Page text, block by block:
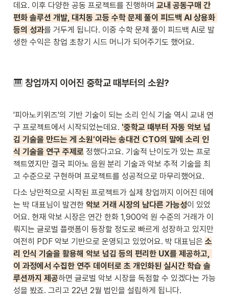
데요. 이후 다양한 공동 프로젝트를 진행하며 교내 공동구매 간
편화 솔루션 개발, 대치동 고등 수학 문제 풀이 피드백 AI 상용화
등의 성과를 거두게 됩니다. 이중 수학 문제 풀이 피드백 AI로 발
생한 수익은 창업 초창기 시드 머니가 되어주기도 했어요.
창업까지 이어진 중학교 때부터의 소원?
'피아노키위즈'의 기반 기술이 되는 소리 인식 기술 역시 교내 연
구 프로젝트에서 시작되었는데요. '중학교 때부터 자동 악보 넘
김 기술을 만드는 게 소원'이라는 송대건 CTO의 말에 소리 인
식 기술을 연구 주제로 정했다고요. 기술적 난이도가 있는 프로
젝트였지만 결국 피아노 음원 분리 기술과 악보 추적 기술을 최
고 수준으로 구현하며 프로젝트를 성공적으로 마무리했어요.
다소 낭만적으로 시작된 프로젝트가 실제 창업까지 이어진 데에
는 박 대표님이 발견한 악보 거래 시장의 남다른 가능성이 있었
어요. 현재 악보 시장은 연간 한화 1,900억 원 수준의 거래가 이
뤄지는 글로벌 플랫폼이 등장할 정도로 빠르게 성장하고 있지만
여전히 PDF 악보 기반으로 운영되고 있었어요. 박 대표님은 소
리 인식 기술을 활용해 악보 넘김 등의 편리한 UX를 제공하고,
이 과정에서 수집한 연주 데이터로 초 개인화된 실시간 학습 솔
루션까지 제공하면 글로벌 악보 시장을 독점할 수 있겠다는 가능
성을 봤죠. 그리고 22년 2월 법인을 설립하게 됩니다.